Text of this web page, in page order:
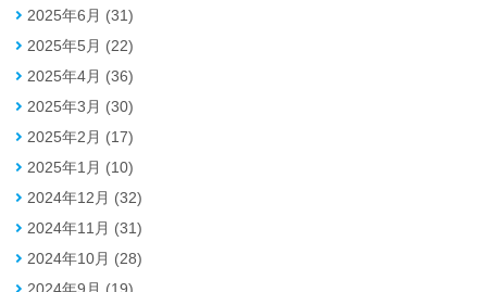
2025年6月 (31)
2025年5月 (22)
2025年4月 (36)
2025年3月 (30)
2025年2月 (17)
2025年1月 (10)
2024年12月 (32)
2024年11月 (31)
2024年10月 (28)